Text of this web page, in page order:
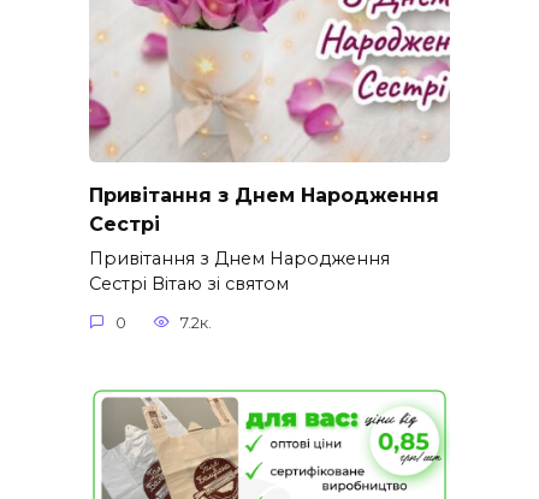
Привітання з Днем Народження
Сестрі
Привітання з Днем Народження
Сестрі Вітаю зі святом
0 7.2к.